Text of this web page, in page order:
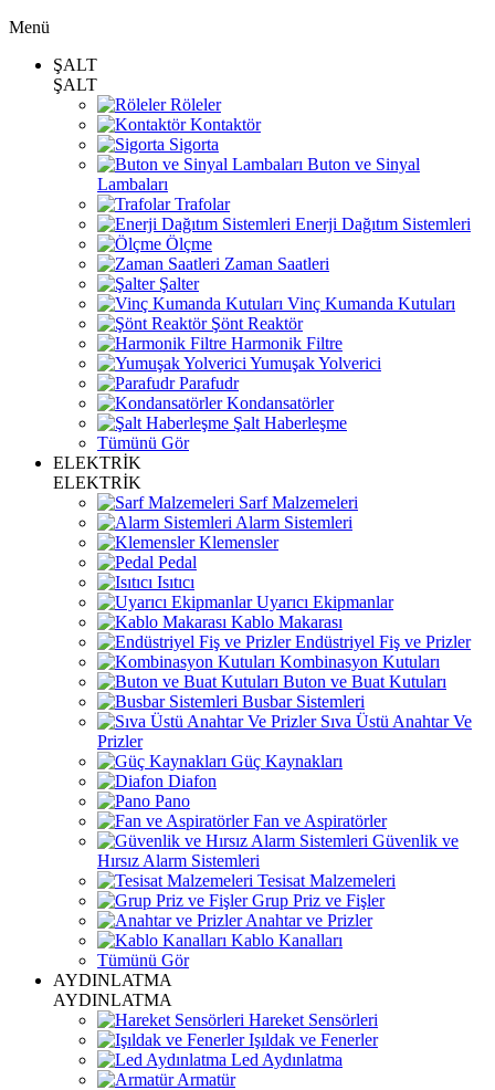
Menü
ŞALT
ŞALT
Röleler
Kontaktör
Sigorta
Buton ve Sinyal
Lambaları
Trafolar
Enerji Dağıtım Sistemleri
Ölçme
Zaman Saatleri
Şalter
Vinç Kumanda Kutuları
Şönt Reaktör
Harmonik Filtre
Yumuşak Yolverici
Parafudr
Kondansatörler
Şalt Haberleşme
Tümünü Gör
ELEKTRİK
ELEKTRİK
Sarf Malzemeleri
Alarm Sistemleri
Klemensler
Pedal
Isıtıcı
Uyarıcı Ekipmanlar
Kablo Makarası
Endüstriyel Fiş ve Prizler
Kombinasyon Kutuları
Buton ve Buat Kutuları
Busbar Sistemleri
Sıva Üstü Anahtar Ve
Prizler
Güç Kaynakları
Diafon
Pano
Fan ve Aspiratörler
Güvenlik ve
Hırsız Alarm Sistemleri
Tesisat Malzemeleri
Grup Priz ve Fişler
Anahtar ve Prizler
Kablo Kanalları
Tümünü Gör
AYDINLATMA
AYDINLATMA
Hareket Sensörleri
Işıldak ve Fenerler
Led Aydınlatma
Armatür